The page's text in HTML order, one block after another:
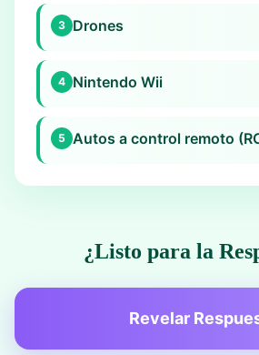
3 Drones
4 Nintendo Wii
5 Autos a control remoto
¿Listo para la
Revelar